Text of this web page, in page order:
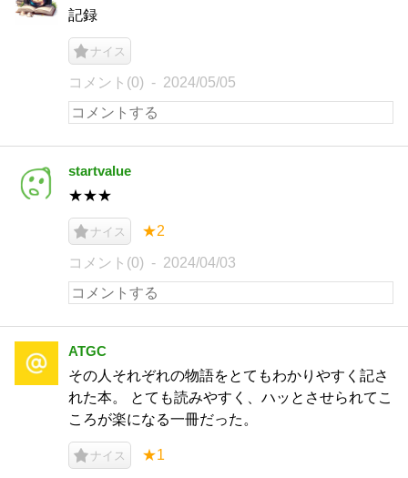
記録
ナイス
コメント(0) 2024/05/05
startvalue
★★★
ナイス ★2
コメント(0) 2024/04/03
ATGC
その人それぞれの物語をとてもわかりやすく記さ
れた本。 とても読みやすく、ハッとさせられてこ
ころが楽になる一冊だった。
ナイス ★1